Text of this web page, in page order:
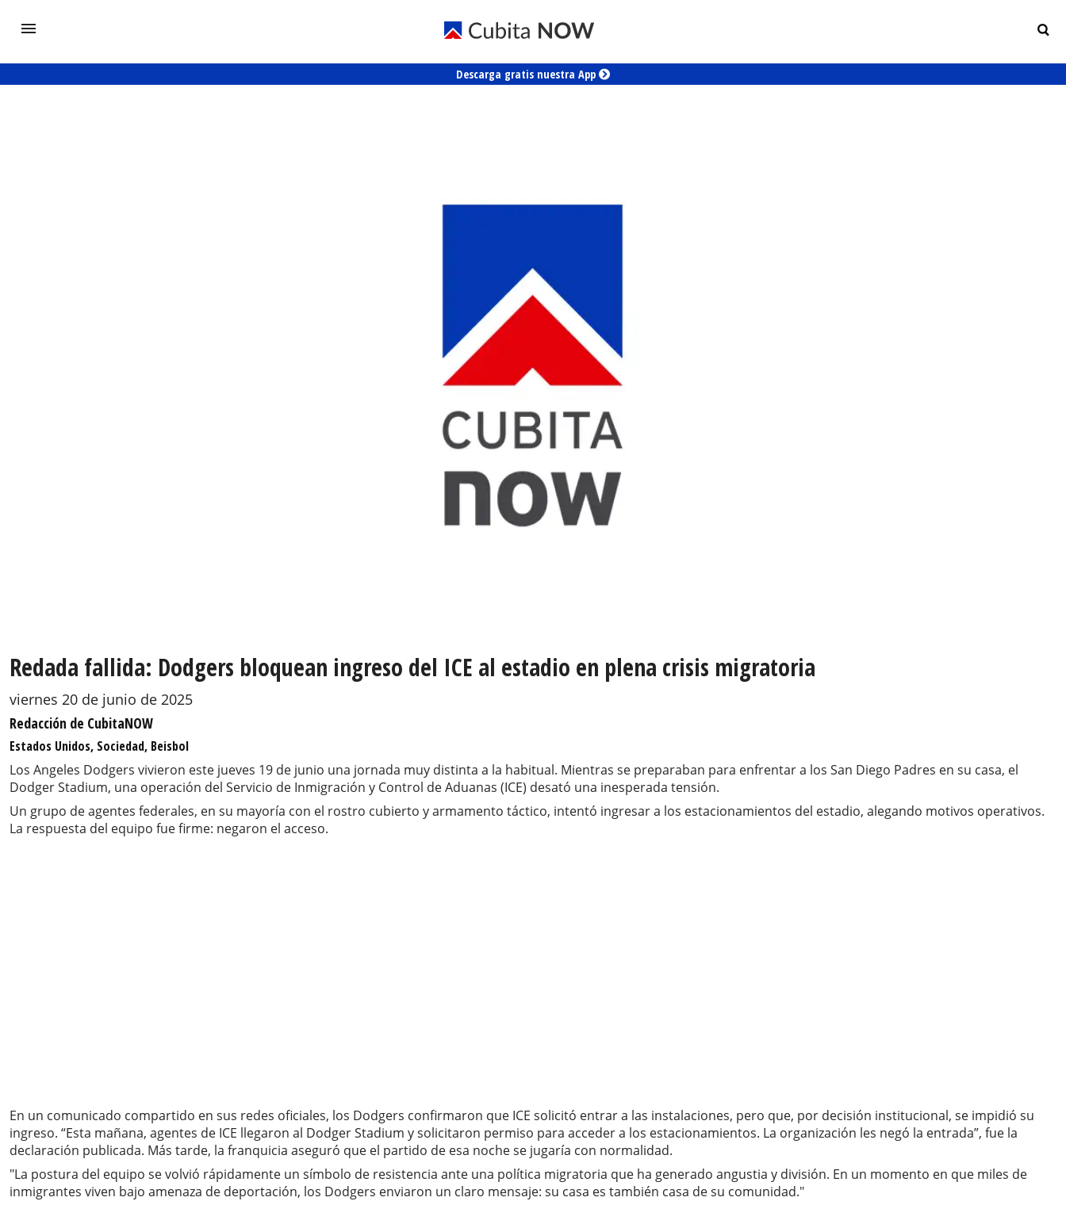
Descarga gratis nuestra App
Redada fallida: Dodgers bloquean ingreso del ICE al estadio en plena crisis migratoria
viernes 20 de junio de 2025
Redacción de CubitaNOW
Estados Unidos, Sociedad, Beisbol
Los Angeles Dodgers vivieron este jueves 19 de junio una jornada muy distinta a la habitual. Mientras se preparaban para enfrentar a los San Diego Padres en su casa, el
Dodger Stadium, una operación del Servicio de Inmigración y Control de Aduanas (ICE) desató una inesperada tensión.
Un grupo de agentes federales, en su mayoría con el rostro cubierto y armamento táctico, intentó ingresar a los estacionamientos del estadio, alegando motivos operativos.
La respuesta del equipo fue firme: negaron el acceso.
En un comunicado compartido en sus redes oficiales, los Dodgers confirmaron que ICE solicitó entrar a las instalaciones, pero que, por decisión institucional, se impidió su
ingreso. “Esta mañana, agentes de ICE llegaron al Dodger Stadium y solicitaron permiso para acceder a los estacionamientos. La organización les negó la entrada”, fue la
declaración publicada. Más tarde, la franquicia aseguró que el partido de esa noche se jugaría con normalidad.
"La postura del equipo se volvió rápidamente un símbolo de resistencia ante una política migratoria que ha generado angustia y división. En un momento en que miles de
inmigrantes viven bajo amenaza de deportación, los Dodgers enviaron un claro mensaje: su casa es también casa de su comunidad."